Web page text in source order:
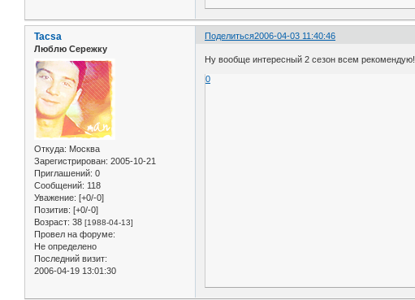
Поделиться2006-04-03 11:40:46
Tacsa
Люблю Сережку
Откуда: Москва
Зарегистрирован: 2005-10-21
Приглашений: 0
Сообщений: 118
Уважение: [+0/-0]
Позитив: [+0/-0]
Возраст: 38 [1988-04-13]
Провел на форуме:
Не определено
Последний визит:
2006-04-19 13:01:30
Ну вообще интересный 2 сезон всем рекомендую!
0